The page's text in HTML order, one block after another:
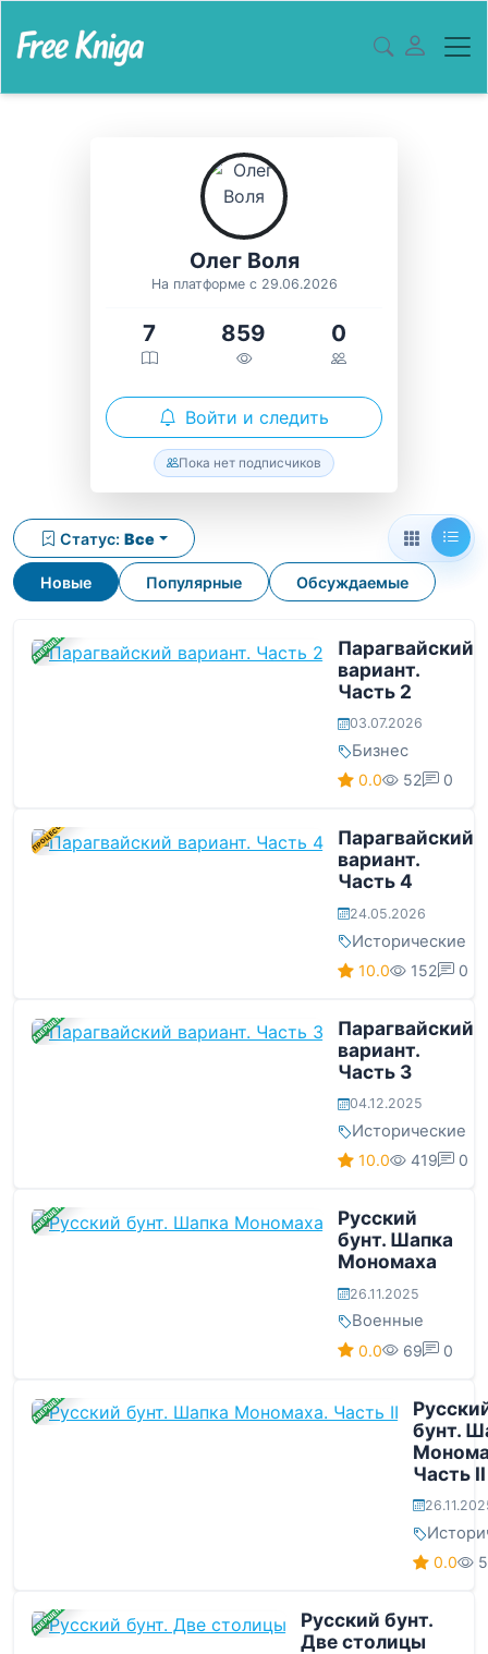
Олег Воля
На платформе с 29.06.2026
7 859 0
Войти и следить
Пока нет подписчиков
Новые Популярные Обсуждаемые
Статус: Все
ЗАВЕРШЕНА
Парагвайский
вариант.
Часть 2
03.07.2026
Бизнес
0.0 52 0
В ПРОЦЕССЕ
Парагвайский
вариант.
Часть 4
24.05.2026
Исторические
10.0 152 0
ЗАВЕРШЕНА
Парагвайский
вариант.
Часть 3
04.12.2025
Исторические
10.0 419 0
ЗАВЕРШЕНА
Русский
бунт. Шапка
Мономаха
26.11.2025
Военные
0.0 69 0
ЗАВЕРШЕНА
бунт.
Часть II
0.0
ЗАВЕРШЕНА
Русский бунт.
Две столицы